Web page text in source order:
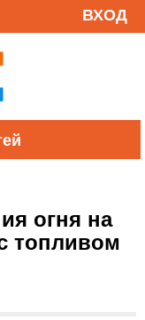
ВХОД
огня на
топливом